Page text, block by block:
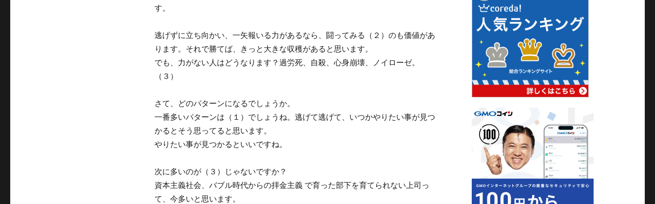
す。
逃げずに立ち向かい、一矢報いる力があるなら、闘ってみる（２）のも価値があ
ります。それで勝てば、きっと大きな収穫があると思います。
でも、力がない人はどうなります？過労死、自殺、心身崩壊、ノイローゼ。
（３）
さて、どのパターンになるでしょうか。
一番多いパターンは（１）でしょうね。逃げて逃げて、いつかやりたい事が見つ
かるとそう思ってると思います。
やりたい事が見つかるといいですね。
次に多いのが（３）じゃないですか？
資本主義社会、バブル時代からの拝金主義 で育った部下を育てられない上司っ
て、今多いと思います。